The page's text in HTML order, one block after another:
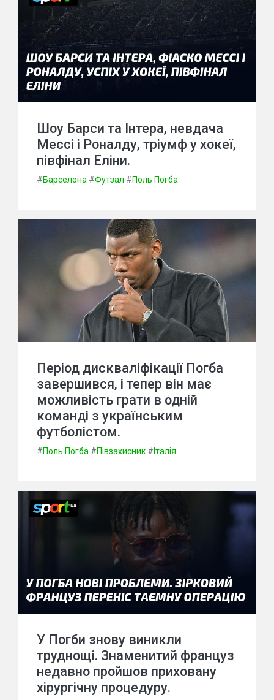
Шоу Барси та Інтера, невдача
Мессі і Роналду, тріумф у хокеї,
півфінал Еліни.
#Барселона #Футзал #Поль Погба
Період дискваліфікації Погба
завершився, і тепер він має
можливість грати в одній
команді з українським
футболістом.
#Поль Погба #Півзахисник # Італія
У Погби знову виникли
труднощі. Знаменитий француз
недавно пройшов приховану
хірургічну процедуру.